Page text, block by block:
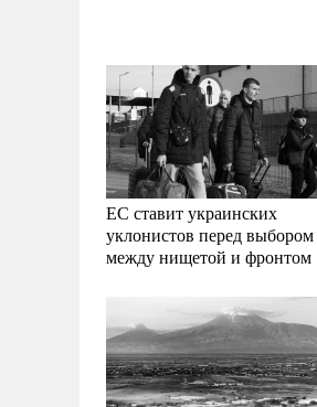
ЕС ставит украинских
уклонистов перед выбором
между нищетой и фронтом